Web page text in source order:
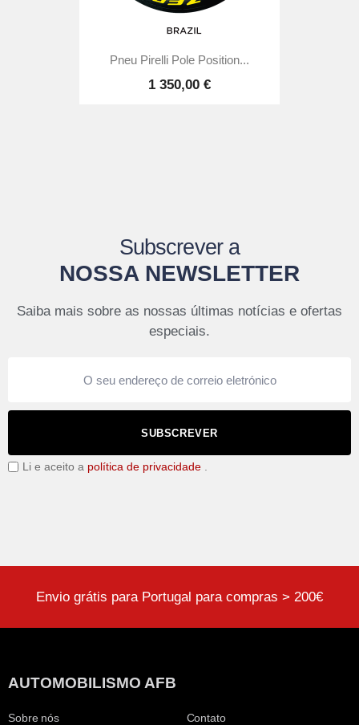
Pneu Pirelli Pole Position...
1 350,00 €
Subscrever a
NOSSA NEWSLETTER
Saiba mais sobre as nossas últimas notícias e ofertas
especiais.
SUBSCREVER
Li e aceito a política de privacidade
Envio grátis para Portugal para compras > 200€
AUTOMOBILISMO AFB
Sobre nós Contato